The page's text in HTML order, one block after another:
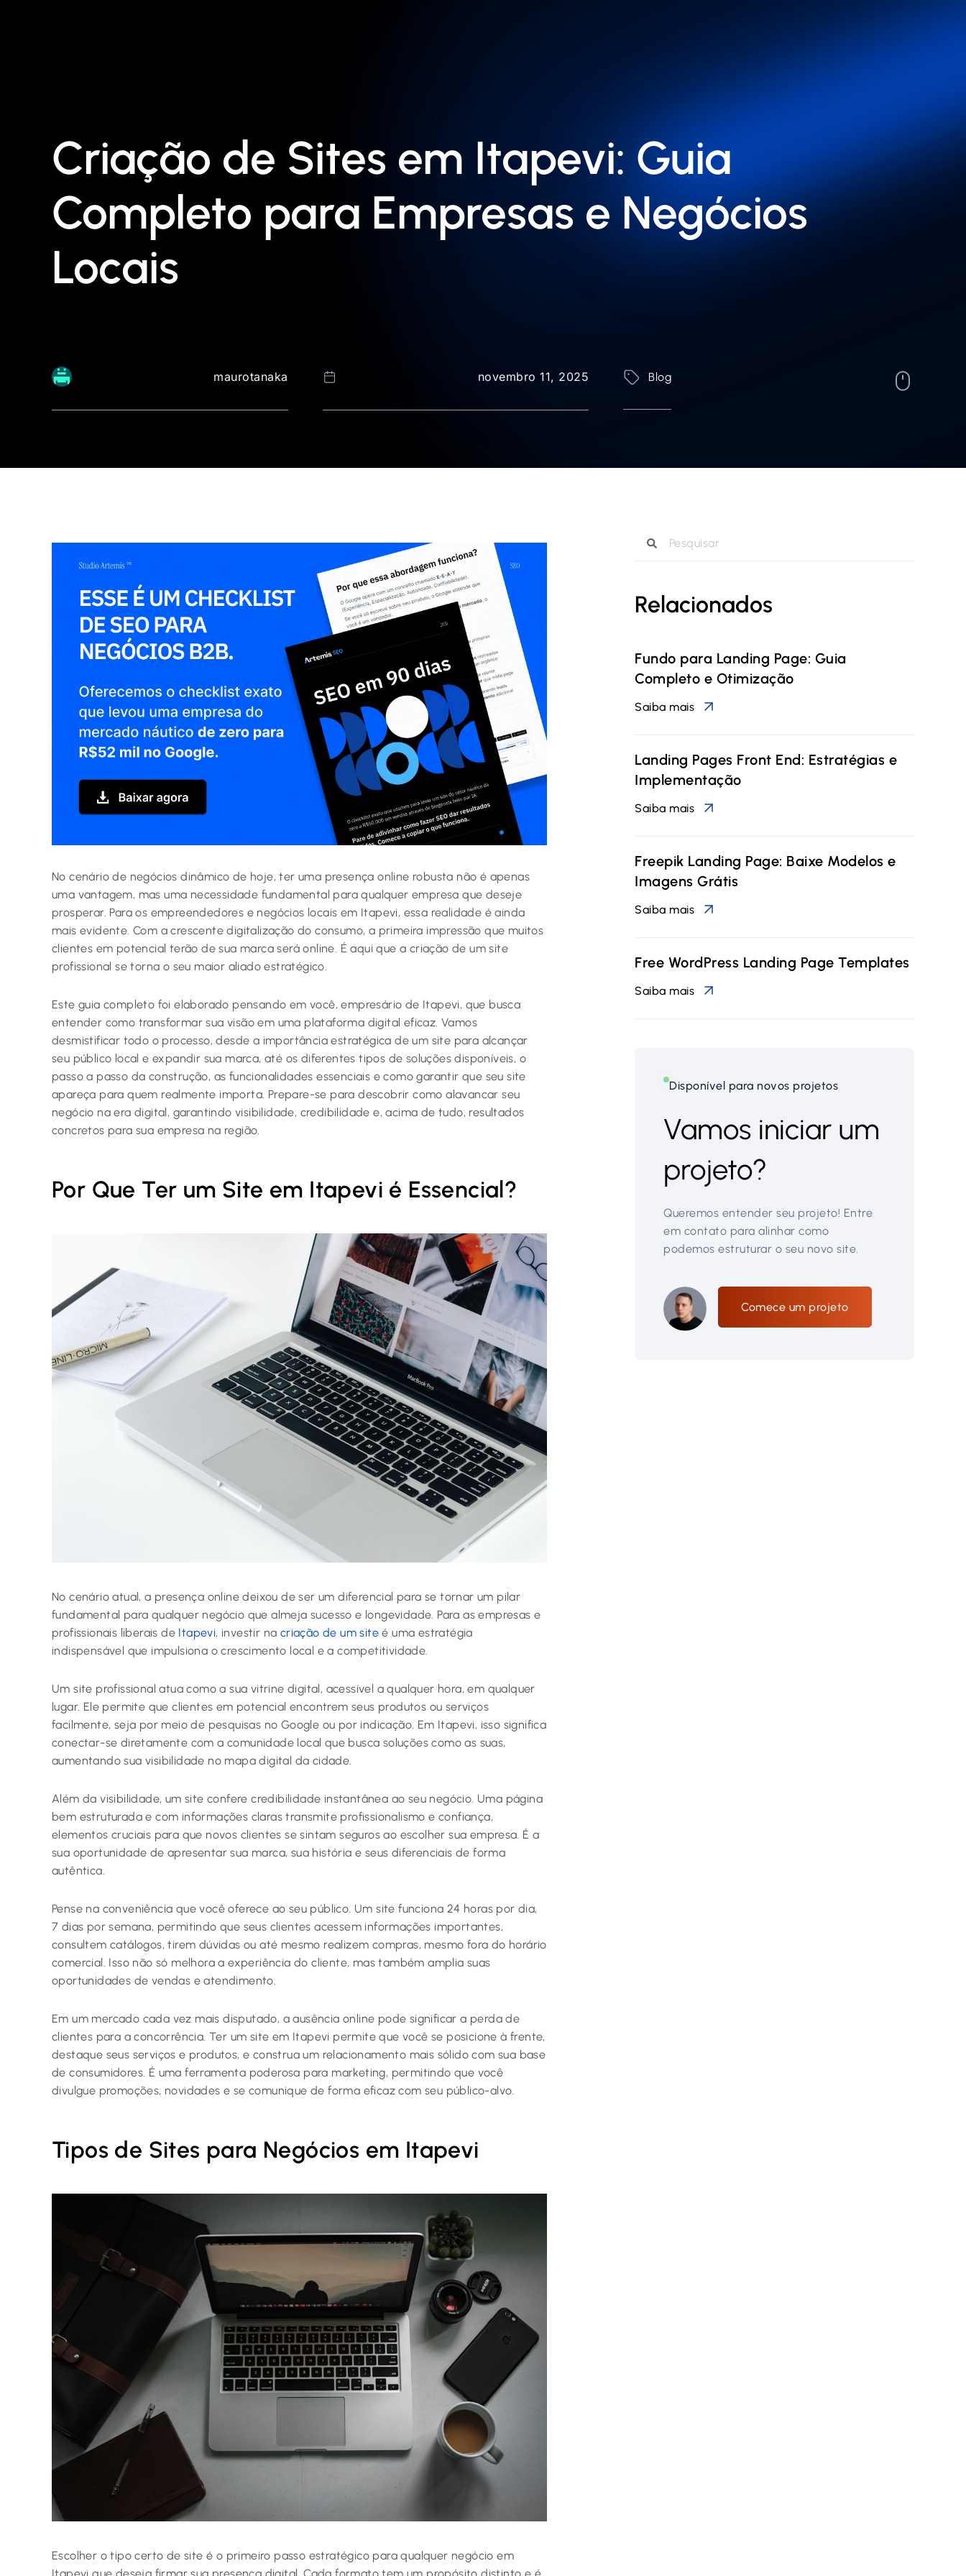
Criação de Sites em Itapevi: Guia
Completo para Empresas e Negócios
Locais
maurotanaka novembro 11, 2025 Blog
No cenário de negócios dinâmico de hoje, ter uma presença online robusta não é apenas
uma vantagem, mas uma necessidade fundamental para qualquer empresa que deseje
prosperar. Para os empreendedores e negócios locais em Itapevi, essa realidade é ainda
mais evidente. Com a crescente digitalização do consumo, a primeira impressão que muitos
clientes em potencial terão de sua marca será online. É aqui que a criação de um site
profissional se torna o seu maior aliado estratégico.
Este guia completo foi elaborado pensando em você, empresário de Itapevi, que busca
entender como transformar sua visão em uma plataforma digital eficaz. Vamos
desmistificar todo o processo, desde a importância estratégica de um site para alcançar
seu público local e expandir sua marca, até os diferentes tipos de soluções disponíveis, o
passo a passo da construção, as funcionalidades essenciais e como garantir que seu site
apareça para quem realmente importa. Prepare-se para descobrir como alavancar seu
negócio na era digital, garantindo visibilidade, credibilidade e, acima de tudo, resultados
concretos para sua empresa na região.
Por Que Ter um Site em Itapevi é Essencial?
No cenário atual, a presença online deixou de ser um diferencial para se tornar um pilar
fundamental para qualquer negócio que almeja sucesso e longevidade. Para as empresas e
profissionais liberais de Itapevi, investir na criação de um site é uma estratégia
indispensável que impulsiona o crescimento local e a competitividade.
Um site profissional atua como a sua vitrine digital, acessível a qualquer hora, em qualquer
lugar. Ele permite que clientes em potencial encontrem seus produtos ou serviços
facilmente, seja por meio de pesquisas no Google ou por indicação. Em Itapevi, isso significa
conectar-se diretamente com a comunidade local que busca soluções como as suas,
aumentando sua visibilidade no mapa digital da cidade.
Além da visibilidade, um site confere credibilidade instantânea ao seu negócio. Uma página
bem estruturada e com informações claras transmite profissionalismo e confiança,
elementos cruciais para que novos clientes se sintam seguros ao escolher sua empresa. É a
sua oportunidade de apresentar sua marca, sua história e seus diferenciais de forma
autêntica.
Pense na conveniência que você oferece ao seu público. Um site funciona 24 horas por dia,
7 dias por semana, permitindo que seus clientes acessem informações importantes,
consultem catálogos, tirem dúvidas ou até mesmo realizem compras, mesmo fora do horário
comercial. Isso não só melhora a experiência do cliente, mas também amplia suas
oportunidades de vendas e atendimento.
Em um mercado cada vez mais disputado, a ausência online pode significar a perda de
clientes para a concorrência. Ter um site em Itapevi permite que você se posicione à frente,
destaque seus serviços e produtos, e construa um relacionamento mais sólido com sua base
de consumidores. É uma ferramenta poderosa para marketing, permitindo que você
divulgue promoções, novidades e se comunique de forma eficaz com seu público-alvo.
Tipos de Sites para Negócios em Itapevi
Escolher o tipo certo de site é o primeiro passo estratégico para qualquer negócio em
Relacionados
Fundo para Landing Page: Guia
Completo e Otimização
Saiba mais
Landing Pages Front End: Estratégias e
Implementação
Saiba mais
Freepik Landing Page: Baixe Modelos e
Imagens Grátis
Saiba mais
Free WordPress Landing Page Templates
Saiba mais
Disponível para novos projetos
Vamos iniciar um
projeto?
Queremos entender seu projeto! Entre
em contato para alinhar como
podemos estruturar o seu novo site.
Comece um projeto